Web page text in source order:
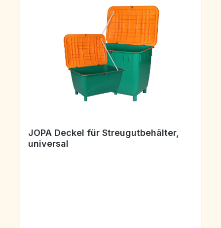
JOPA Deckel für Streugutbehälter,
universal